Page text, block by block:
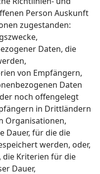
Person Auskunft
zugestanden:
Daten, die
von Empfängern,
Daten
noch offengelegt
in Drittländern
Organisationen,
Dauer, für die die
werden, oder,
die Kriterien für die
Dauer,